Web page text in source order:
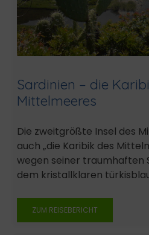
Sardinien – die
Mittelmeeres
Die zweitgrößte Insel des
auch „die Karibik des
wegen seiner traumhaften
dem kristallklaren
ZUM REISEBERICHT